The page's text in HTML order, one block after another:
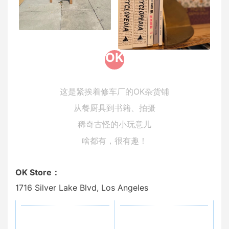
OK
这是紧挨着修车厂的OK杂货铺
从餐厨具到书籍、拍摄
稀奇古怪的小玩意儿
啥都有，很有趣！
OK Store：
1716 Silver Lake Blvd, Los Angeles